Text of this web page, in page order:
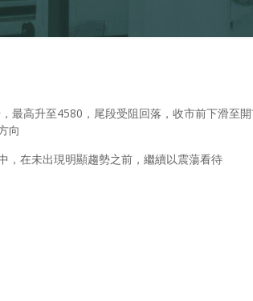
高升至4580，尾段受阻回落，收市前下滑至
向
，在未出現明顯趨勢之前，繼續以震蕩看待